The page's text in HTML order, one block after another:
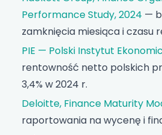
Performance Study, 2024 —
zamknięcia miesiąca i czasu
PIE — Polski Instytut
rentowność netto polskich
3,4% w 2024 r.
Deloitte, Finance Maturity
raportowania na wycenę i